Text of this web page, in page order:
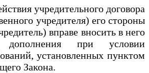
учредительного договора
учредителя) его стороны
вправе вносить в него
при условии
установленных пунктом
Закона.